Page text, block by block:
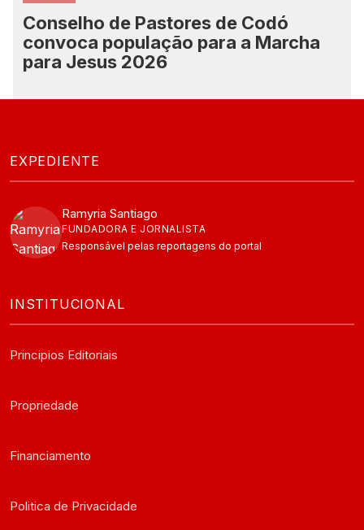
Conselho de Pastores de Codó
convoca população para a Marcha
para Jesus 2026
EXPEDIENTE
Ramyria Santiago
FUNDADORA E JORNALISTA
Responsável pelas reportagens do portal
INSTITUCIONAL
Principios Editoriais
Propriedade
Financiamento
Politica de Privacidade